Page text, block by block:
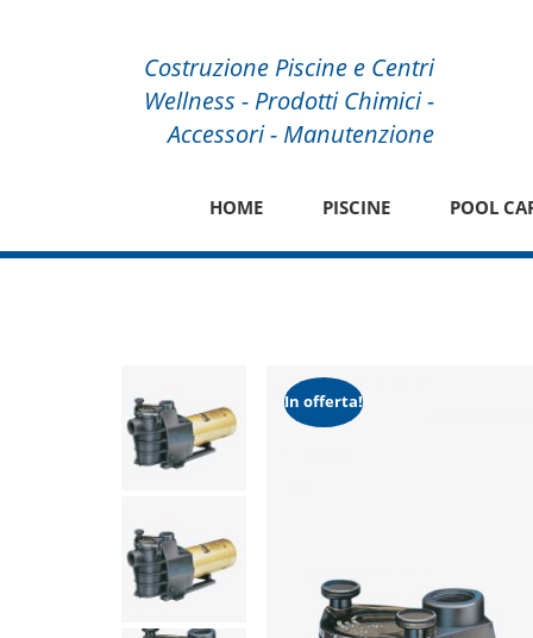
Costruzione Piscine e Centri
Wellness - Prodotti Chimici -
Accessori - Manutenzione
HOME PISCINE POOL
In offerta!